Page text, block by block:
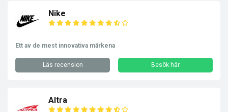
Nike
Ett av de mest innovativa märkena
Läs recension Besök här
Altra